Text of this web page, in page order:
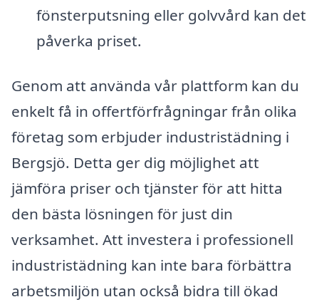
fönsterputsning eller golvvård kan det
påverka priset.
Genom att använda vår plattform kan du
enkelt få in offertförfrågningar från olika
företag som erbjuder industristädning i
Bergsjö. Detta ger dig möjlighet att
jämföra priser och tjänster för att hitta
den bästa lösningen för just din
verksamhet. Att investera i professionell
industristädning kan inte bara förbättra
arbetsmiljön utan också bidra till ökad